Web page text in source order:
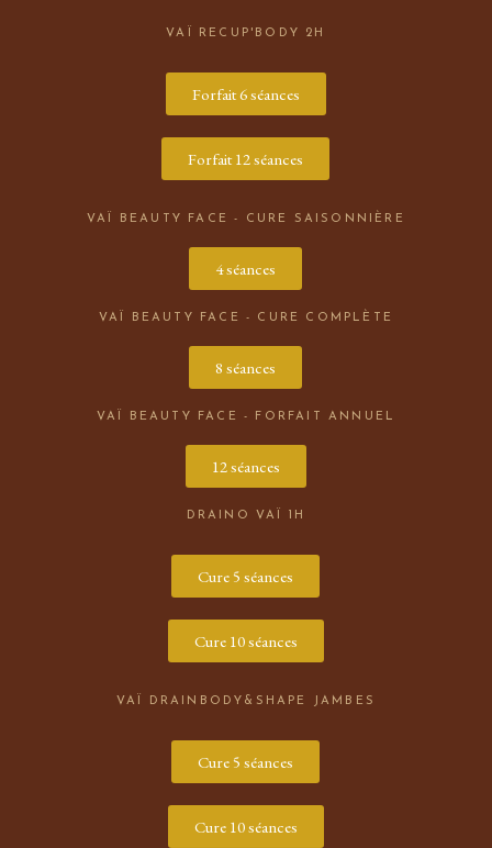
VAÏ RECUP'BODY 2H
Forfait 6 séances
Forfait 12 séances
VAÏ BEAUTY FACE - CURE SAISONNIÈRE
4 séances
VAÏ BEAUTY FACE - CURE COMPLÈTE
8 séances
VAÏ BEAUTY FACE - FORFAIT ANNUEL
12 séances
DRAINO VAÏ 1H
Cure 5 séances
Cure 10 séances
VAÏ DRAINBODY&SHAPE JAMBES
Cure 5 séances
Cure 10 séances